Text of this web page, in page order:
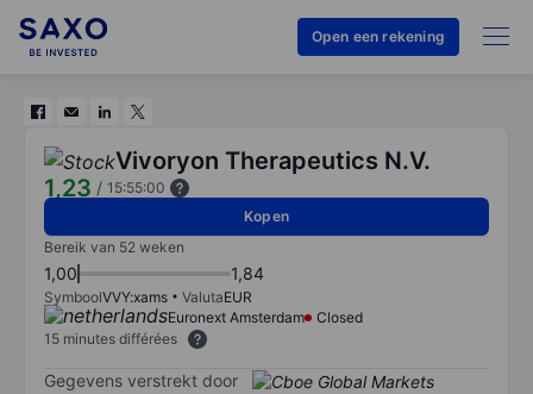
Open een rekening
Vivoryon Therapeutics N.V.
1,23 / 15:55:00
Kopen
Bereik van 52 weken
1,00 1,84
SymboolVVY:xams ValutaEUR
Euronext Amsterdam
Closed
15 minutes différées
Gegevens verstrekt door